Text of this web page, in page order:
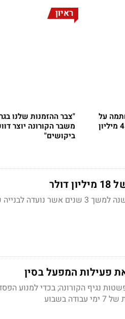
על
עסקאות בקוריאה ב-45 מיליון
ראיון
"צבר ההזמנות שלנו
משבר הקורונה יוצר
ביקושים"
מדובר בהסכם עם לקוח קיים בהיקף של 6 מיליון דולר לשנה למשך 3 שנים אשר
פעילות המפעל בסין
בעקבות התפשטות נגיף הקורונה; בכדי למנוע